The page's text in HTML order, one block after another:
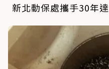
新北動保處攜手30年